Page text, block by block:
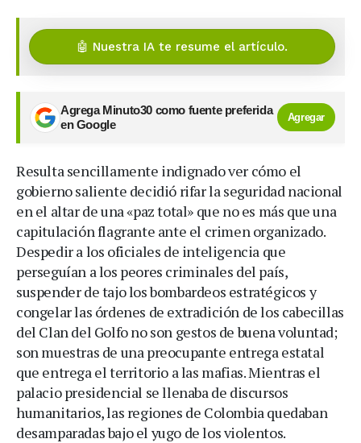
🤖 Nuestra IA te resume el artículo.
Agrega Minuto30 como fuente preferida
en Google
Agregar
Resulta sencillamente indignado ver cómo el
gobierno saliente decidió rifar la seguridad nacional
en el altar de una «paz total» que no es más que una
capitulación flagrante ante el crimen organizado.
Despedir a los oficiales de inteligencia que
perseguían a los peores criminales del país,
suspender de tajo los bombardeos estratégicos y
congelar las órdenes de extradición de los cabecillas
del Clan del Golfo no son gestos de buena voluntad;
son muestras de una preocupante entrega estatal
que entrega el territorio a las mafias. Mientras el
palacio presidencial se llenaba de discursos
humanitarios, las regiones de Colombia quedaban
desamparadas bajo el yugo de los violentos.